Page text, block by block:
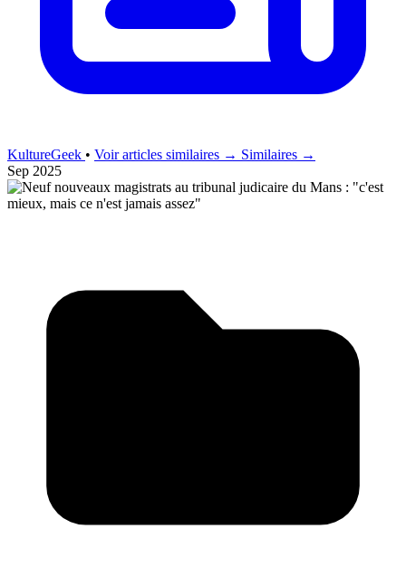
KultureGeek • Voir articles similaires → Similaires →
Sep 2025